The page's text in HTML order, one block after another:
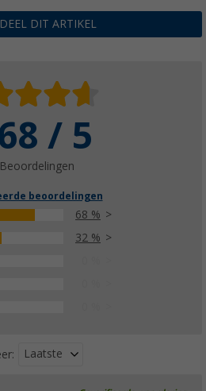
DIT ARTIKEL
/ 5
beoordelingen
68 %
32 %
Laatste